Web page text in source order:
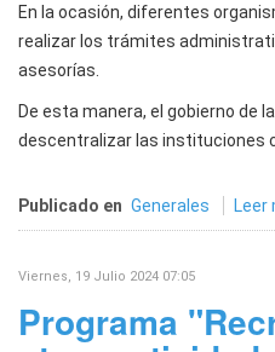
En la ocasión, diferentes
realizar los trámites
asesorías.
De esta manera, el gobierno de
descentralizar las instituciones
Publicado en Generales Leer
Viernes, 19 Julio 2024 07:05
Programa